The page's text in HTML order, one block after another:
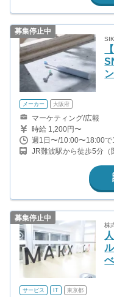
募集停止中
メーカー 大阪府
マーケティング/広報
時給 1,200円〜
週1日〜/10:00〜18:00で
JR難波駅から徒歩5分（
徒歩11分（近鉄奈良線
募集停止中
株
サービス IT 東京都